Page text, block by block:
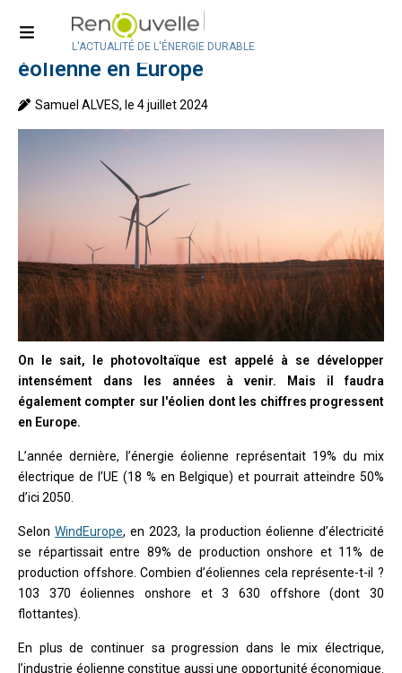
L'ACTUALITÉ DE L'ÉNERGIE DURABLE
Des vents favorables pour l’énergie
éolienne en Europe
Samuel ALVES, le 4 juillet 2024
On le sait, le photovoltaïque est appelé à se développer
intensément dans les années à venir. Mais il faudra
également compter sur l'éolien dont les chiffres progressent
en Europe.
L’année dernière, l’énergie éolienne représentait 19% du mix
électrique de l’UE (18 % en Belgique) et pourrait atteindre 50%
d’ici 2050.
SelonWindEurope, en 2023, la production éolienne d’électricité
se répartissait entre 89% de production onshore et 11% de
production offshore. Combien d’éoliennes cela représente-t-il ?
103 370 éoliennes onshore et 3 630 offshore (dont 30
flottantes).
En plus de continuer sa progression dans le mix électrique,
l’industrie éolienne constitue aussi une opportunité économique.